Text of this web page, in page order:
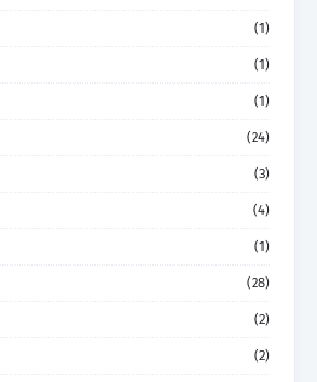
(1)
(1)
(1)
(24)
(3)
(4)
(1)
(28)
(2)
(2)